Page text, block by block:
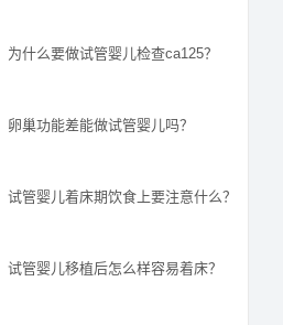
为什么要做试管婴儿检查ca125？
卵巢功能差能做试管婴儿吗？
试管婴儿着床期饮食上要注意什么？
试管婴儿移植后怎么样容易着床？